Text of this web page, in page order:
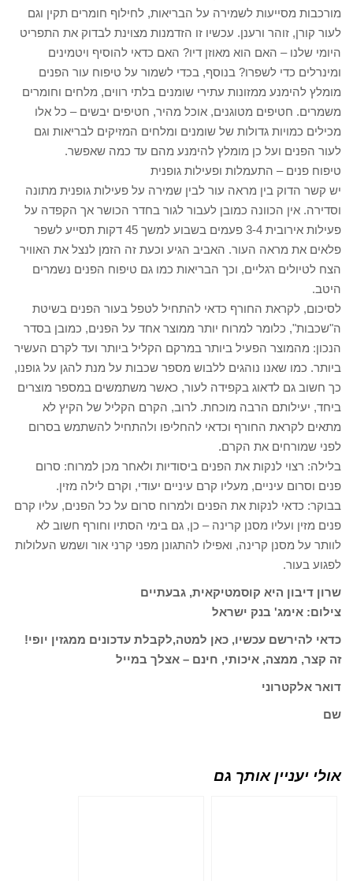
מורכבות מסייעות לשמירה על הבריאות, לחילוף חומרים תקין וגם
לעור קורן, זוהר ורענן. עכשיו זו הזדמנות מצוינת לבדוק את התפריט
היומי שלנו – האם הוא מאוזן דיו? האם כדאי להוסיף ויטמינים
ומינרלים כדי לשפרו? בנוסף, בכדי לשמור על טיפוח עור הפנים
מומלץ להימנע ממזונות עתירי שומנים בלתי רווים, מלחים וחומרים
משמרים. חטיפים מטוגנים, אוכל מהיר, חטיפים יבשים – כל אלו
מכילים כמויות גדולות של שומנים ומלחים המזיקים לבריאות וגם
לעור הפנים ועל כן מומלץ להימנע מהם עד כמה שאפשר.
טיפוח פנים – התעמלות ופעילות גופנית
יש קשר הדוק בין מראה עור לבין שמירה על פעילות גופנית מתונה
וסדירה. אין הכוונה כמובן לעבור לגור בחדר הכושר אך הקפדה על
פעילות אירובית 3-4 פעמים בשבוע למשך 45 דקות תסייע לשפר
פלאים את מראה העור. האביב הגיע וכעת זה הזמן לנצל את האוויר
הצח לטיולים רגליים, וכך הבריאות כמו גם טיפוח הפנים נשמרים
היטב.
לסיכום, לקראת החורף כדאי להתחיל לטפל בעור הפנים בשיטת
ה"שכבות", כלומר למרוח יותר ממוצר אחד על הפנים, כמובן בסדר
הנכון: מהמוצר הפעיל ביותר במרקם הקליל ביותר ועד לקרם העשיר
ביותר. כמו שאנו נוהגים ללבוש מספר שכבות על מנת להגן על גופנו,
כך חשוב גם לדאוג בקפידה לעור, כאשר משתמשים במספר מוצרים
ביחד, יעילותם הרבה מוכחת. לרוב, הקרם הקליל של הקיץ לא
מתאים לקראת החורף וכדאי להחליפו ולהתחיל להשתמש בסרום
לפני שמורחים את הקרם.
בלילה: רצוי לנקות את הפנים ביסודיות ולאחר מכן למרוח: סרום
פנים וסרום עיניים, מעליו קרם עיניים יעודי, וקרם לילה מזין.
בבוקר: כדאי לנקות את הפנים ולמרוח סרום על כל הפנים, עליו קרם
פנים מזין ועליו מסנן קרינה – כן, גם בימי הסתיו וחורף חשוב לא
לוותר על מסנן קרינה, ואפילו להתגונן מפני קרני אור ושמש העלולות
לפגוע בעור.
שרון דיבון היא קוסמטיקאית, גבעתיים
צילום: אימג' בנק ישראל
כדאי להירשם עכשיו, כאן למטה,לקבלת עדכונים ממגזין יופי!
זה קצר, ממצה, איכותי, חינם – אצלך במייל
דואר אלקטרוני
שם
אולי יעניין אותך גם